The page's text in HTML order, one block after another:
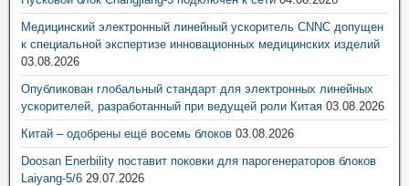
Медицинский электронный линейный ускоритель CNNC допущен
к специальной экспертизе инновационных медицинских изделий
03.08.2026
Опубликован глобальный стандарт для электронных линейных
ускорителей, разработанный при ведущей роли Китая 03.08.2026
Китай – одобрены ещё восемь блоков 03.08.2026
Doosan Enerbility поставит поковки для парогенераторов блоков
Laiyang-5/6 29.07.2026